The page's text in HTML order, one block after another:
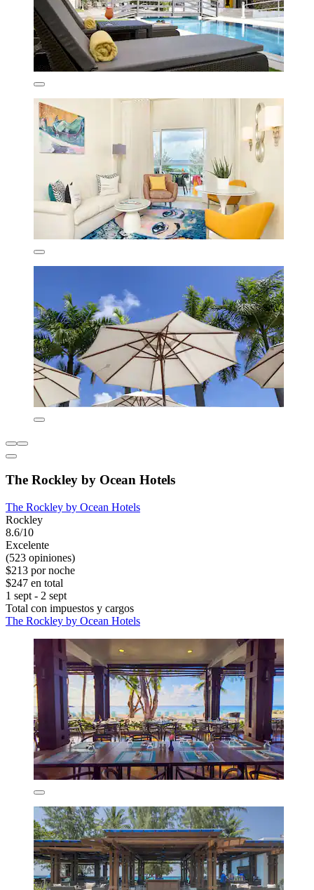
The Rockley by Ocean Hotels
The Rockley by Ocean Hotels
Rockley
8.6/10
Excelente
(523 opiniones)
$213 por noche
$247 en total
1 sept - 2 sept
Total con impuestos y cargos
The Rockley by Ocean Hotels